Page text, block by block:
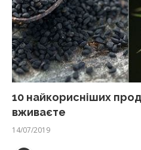
10 найкорисніших
вживаєте
14/07/2019